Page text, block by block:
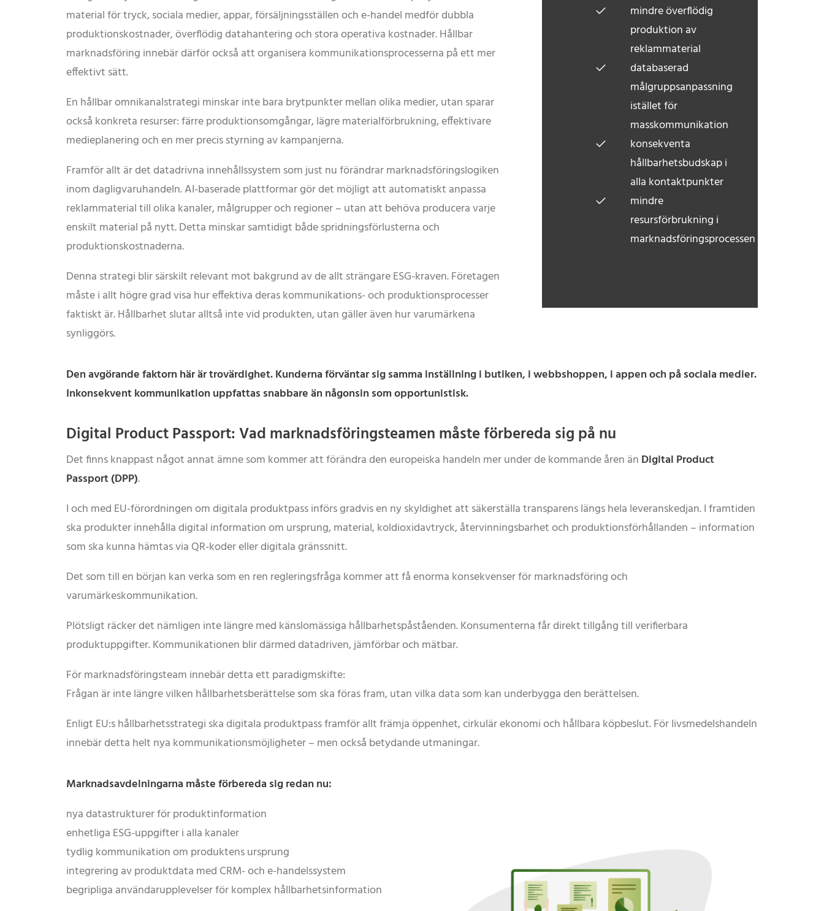
material för tryck, sociala medier, appar, försäljningsställen och e-handel medför dubbla
produktionskostnader, överflödig datahantering och stora operativa kostnader. Hållbar
marknadsföring innebär därför också att organisera kommunikationsprocesserna på ett mer
effektivt sätt.
En hållbar omnikanalstrategi minskar inte bara brytpunkter mellan olika medier, utan sparar
också konkreta resurser: färre produktionsomgångar, lägre materialförbrukning, effektivare
medieplanering och en mer precis styrning av kampanjerna.
Framför allt är det datadrivna innehållssystem som just nu förändrar marknadsföringslogiken
inom dagligvaruhandeln. AI-baserade plattformar gör det möjligt att automatiskt anpassa
reklammaterial till olika kanaler, målgrupper och regioner – utan att behöva producera varje
enskilt material på nytt. Detta minskar samtidigt både spridningsförlusterna och
produktionskostnaderna.
Denna strategi blir särskilt relevant mot bakgrund av de allt strängare ESG-kraven. Företagen
måste i allt högre grad visa hur effektiva deras kommunikations- och produktionsprocesser
faktiskt är. Hållbarhet slutar alltså inte vid produkten, utan gäller även hur varumärkena
synliggörs.
mindre överflödig
produktion av
reklammaterial
databaserad
målgruppsanpassning
istället för
masskommunikation
konsekventa
hållbarhetsbudskap i
alla kontaktpunkter
mindre
resursförbrukning i
marknadsföringsprocessen
Den avgörande faktorn här är trovärdighet. Kunderna förväntar sig samma inställning i butiken, i webbshoppen, i appen och på sociala medier.
Inkonsekvent kommunikation uppfattas snabbare än någonsin som opportunistisk.
Digital Product Passport: Vad marknadsföringsteamen måste förbereda sig på nu
Det finns knappast något annat ämne som kommer att förändra den europeiska handeln mer under de kommande åren än Digital Product
Passport (DPP).
I och med EU-förordningen om digitala produktpass införs gradvis en ny skyldighet att säkerställa transparens längs hela leveranskedjan. I framtiden
ska produkter innehålla digital information om ursprung, material, koldioxidavtryck, återvinningsbarhet och produktionsförhållanden – information
som ska kunna hämtas via QR-koder eller digitala gränssnitt.
Det som till en början kan verka som en ren regleringsfråga kommer att få enorma konsekvenser för marknadsföring och
varumärkeskommunikation.
Plötsligt räcker det nämligen inte längre med känslomässiga hållbarhetspåståenden. Konsumenterna får direkt tillgång till verifierbara
produktuppgifter. Kommunikationen blir därmed datadriven, jämförbar och mätbar.
För marknadsföringsteam innebär detta ett paradigmskifte:
Frågan är inte längre vilken hållbarhetsberättelse som ska föras fram, utan vilka data som kan underbygga den berättelsen.
Enligt EU:s hållbarhetsstrategi ska digitala produktpass framför allt främja öppenhet, cirkulär ekonomi och hållbara köpbeslut. För livsmedelshandeln
innebär detta helt nya kommunikationsmöjligheter – men också betydande utmaningar.
Marknadsavdelningarna måste förbereda sig redan nu:
nya datastrukturer för produktinformation
enhetliga ESG-uppgifter i alla kanaler
tydlig kommunikation om produktens ursprung
integrering av produktdata med CRM- och e-handelssystem
begripliga användarupplevelser för komplex hållbarhetsinformation